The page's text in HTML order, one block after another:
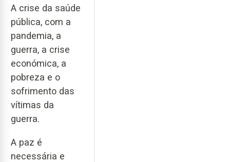
A crise da saúde
pública, com a
pandemia, a
guerra, a crise
económica, a
pobreza e o
sofrimento das
vítimas da
guerra.
A paz é
necessária e